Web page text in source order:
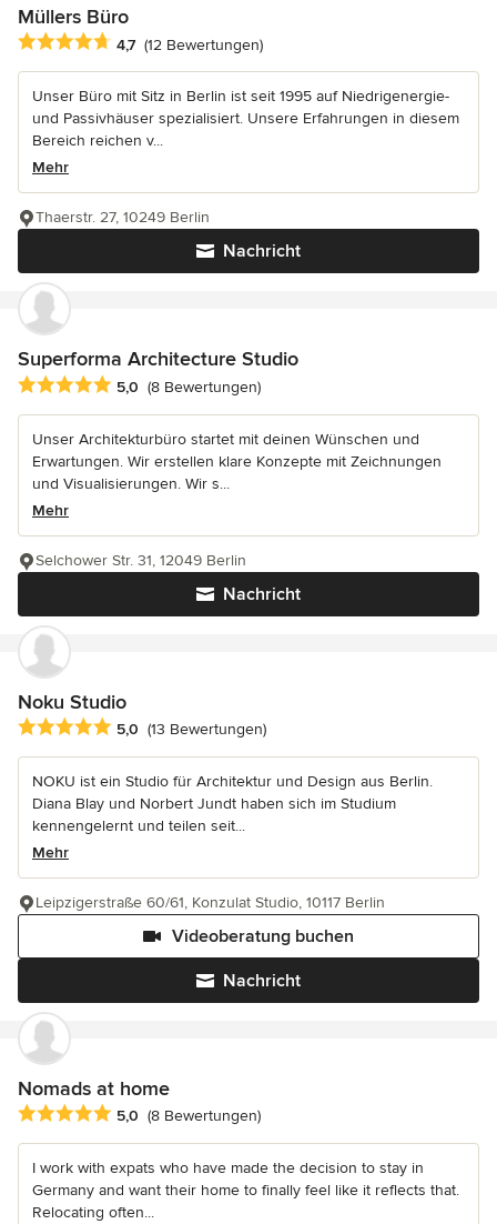
Müllers Büro
Durchschnittliche Bewertung: 4.7 von 5 Sternen
4,7 (12 Bewertungen)
Unser Büro mit Sitz in Berlin ist seit 1995 auf Niedrigenergie-
und Passivhäuser spezialisiert. Unsere Erfahrungen in diesem
Bereich reichen v...
Mehr
Nachricht
Thaerstr. 27, 10249 Berlin
Superforma Architecture Studio
Durchschnittliche Bewertung: 5 von 5 Sternen
5,0 (8 Bewertungen)
Unser Architekturbüro startet mit deinen Wünschen und
Erwartungen. Wir erstellen klare Konzepte mit Zeichnungen
und Visualisierungen. Wir s...
Mehr
Nachricht
Selchower Str. 31, 12049 Berlin
Noku Studio
Durchschnittliche Bewertung: 5 von 5 Sternen
5,0 (13 Bewertungen)
NOKU ist ein Studio für Architektur und Design aus Berlin.
Diana Blay und Norbert Jundt haben sich im Studium
kennengelernt und teilen seit...
Mehr
Nachricht
Videoberatung buchen
Leipzigerstraße 60/61, Konzulat Studio, 10117 Berlin
Nomads at home
Durchschnittliche Bewertung: 5 von 5 Sternen
5,0 (8 Bewertungen)
I work with expats who have made the decision to stay in
Germany and want their home to finally feel like it reflects that.
Relocating often...